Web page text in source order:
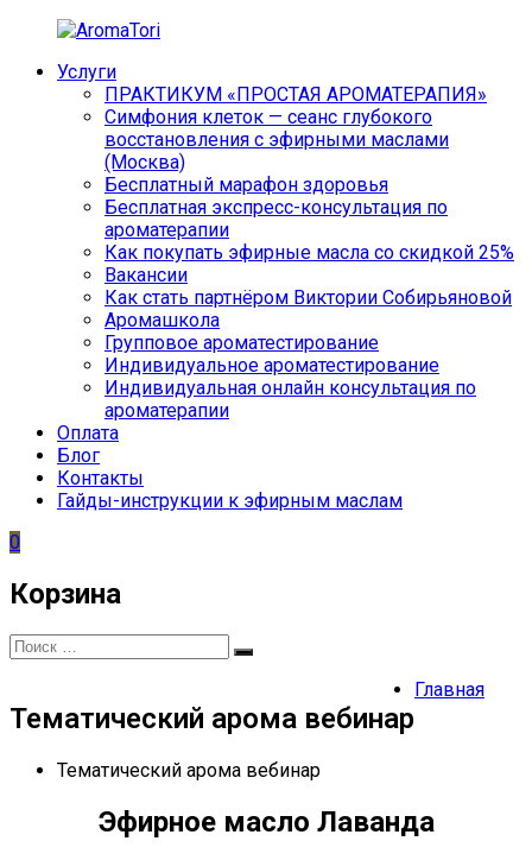
Перейти
содержимому
AromaTori
Эфирные
Услуги
ПРАКТИКУМ «ПРОСТАЯ АРОМАТЕРАПИЯ»
Симфония клеток — сеанс глубокого
восстановления с эфирными маслами
(Москва)
Бесплатный марафон здоровья
Бесплатная экспресс-консультация по
ароматерапии
Как покупать эфирные масла со скидкой 25%
Вакансии
Как стать партнёром Виктории Собирьяновой
Аромашкола
Групповое ароматестирование
Индивидуальное ароматестирование
Индивидуальная онлайн консультация по
ароматерапии
Оплата
Блог
Контакты
Гайды-инструкции к эфирным маслам
0
Корзина
Искать:
Поиск
Тематический арома вебинар
Главная
Тематический арома вебинар
Эфирное масло Лаванда